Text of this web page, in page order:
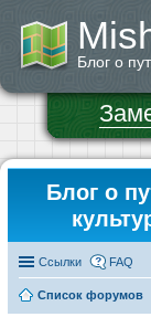
Блог о
Блог о
Ссылки FAQ
Список форумов